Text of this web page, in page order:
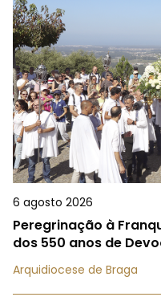
6 agosto 2026
Peregrinação à
dos 550 anos de
Arquidiocese de Braga